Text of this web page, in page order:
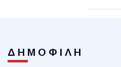
ΔΗΜΟΦΙΛΗ